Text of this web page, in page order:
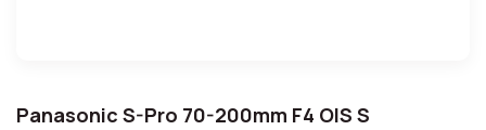
Panasonic S-Pro 70-200mm F4 OIS S